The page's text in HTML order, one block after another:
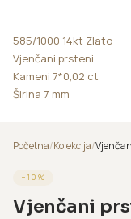
585/1000 14kt Zlato
Vjenčani prsteni
Kameni 7*0,02 ct
Širina 7 mm
Početna/Kolekcija/
− 10 %
Vjenčani